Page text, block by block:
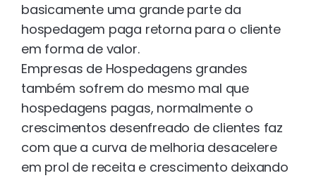
basicamente uma grande parte da
hospedagem paga retorna para o cliente
em forma de valor.
Empresas de Hospedagens grandes
também sofrem do mesmo mal que
hospedagens pagas, normalmente o
crescimentos desenfreado de clientes faz
com que a curva de melhoria desacelere
em prol de receita e crescimento deixando